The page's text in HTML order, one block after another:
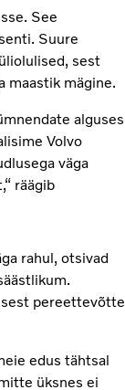
See
Suure
sest
maastik mägine.
alguses
Volvo
väga
räägib
rahul, otsivad
sest pereettevõtte
edus tähtsal
üksnes ei